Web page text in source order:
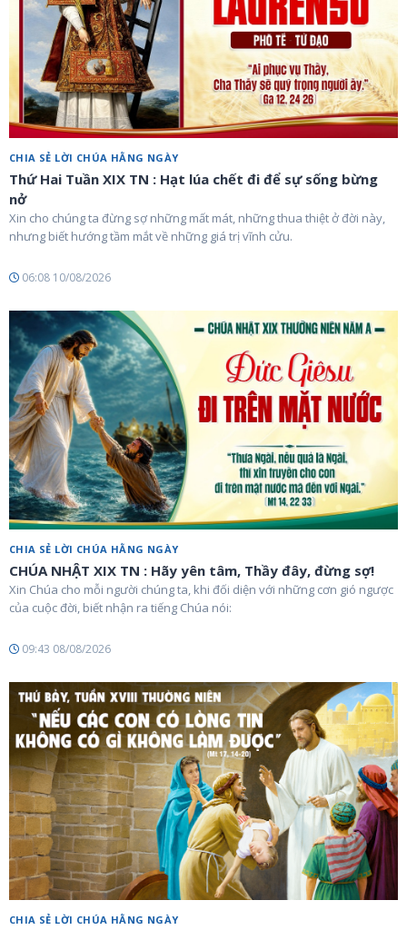
CHIA SẺ LỜI CHÚA HẰNG NGÀY
Thứ Hai Tuần XIX TN : Hạt lúa chết đi để sự sống bừng
nở
Xin cho chúng ta đừng sợ những mất mát, những thua thiệt ở đời này,
nhưng biết hướng tầm mắt về những giá trị vĩnh cửu.
06:08 10/08/2026
CHIA SẺ LỜI CHÚA HẰNG NGÀY
CHÚA NHẬT XIX TN : Hãy yên tâm, Thầy đây, đừng sợ!
Xin Chúa cho mỗi người chúng ta, khi đối diện với những cơn gió ngược
của cuộc đời, biết nhận ra tiếng Chúa nói:
09:43 08/08/2026
CHIA SẺ LỜI CHÚA HẰNG NGÀY